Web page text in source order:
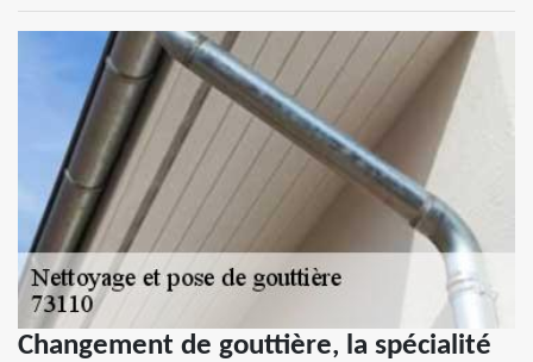
Changement de gouttière, la spécialité